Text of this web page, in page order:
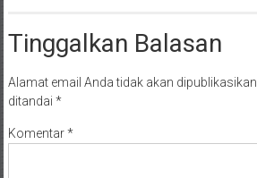
Tinggalkan Balasan
Alamat email Anda tidak akan dipublikasikan.
ditandai *
Komentar*